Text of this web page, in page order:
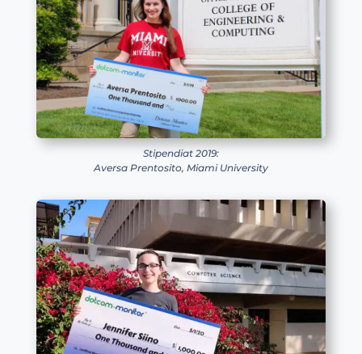
Stipendiat 2019:
Aversa Prentosito, Miami University